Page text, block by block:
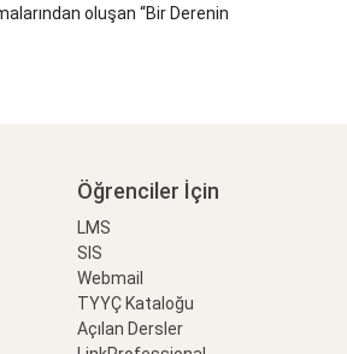
oluşan “Bir Derenin
Öğrenciler İçin
LMS
SIS
Webmail
TYYÇ Kataloğu
Açılan Dersler